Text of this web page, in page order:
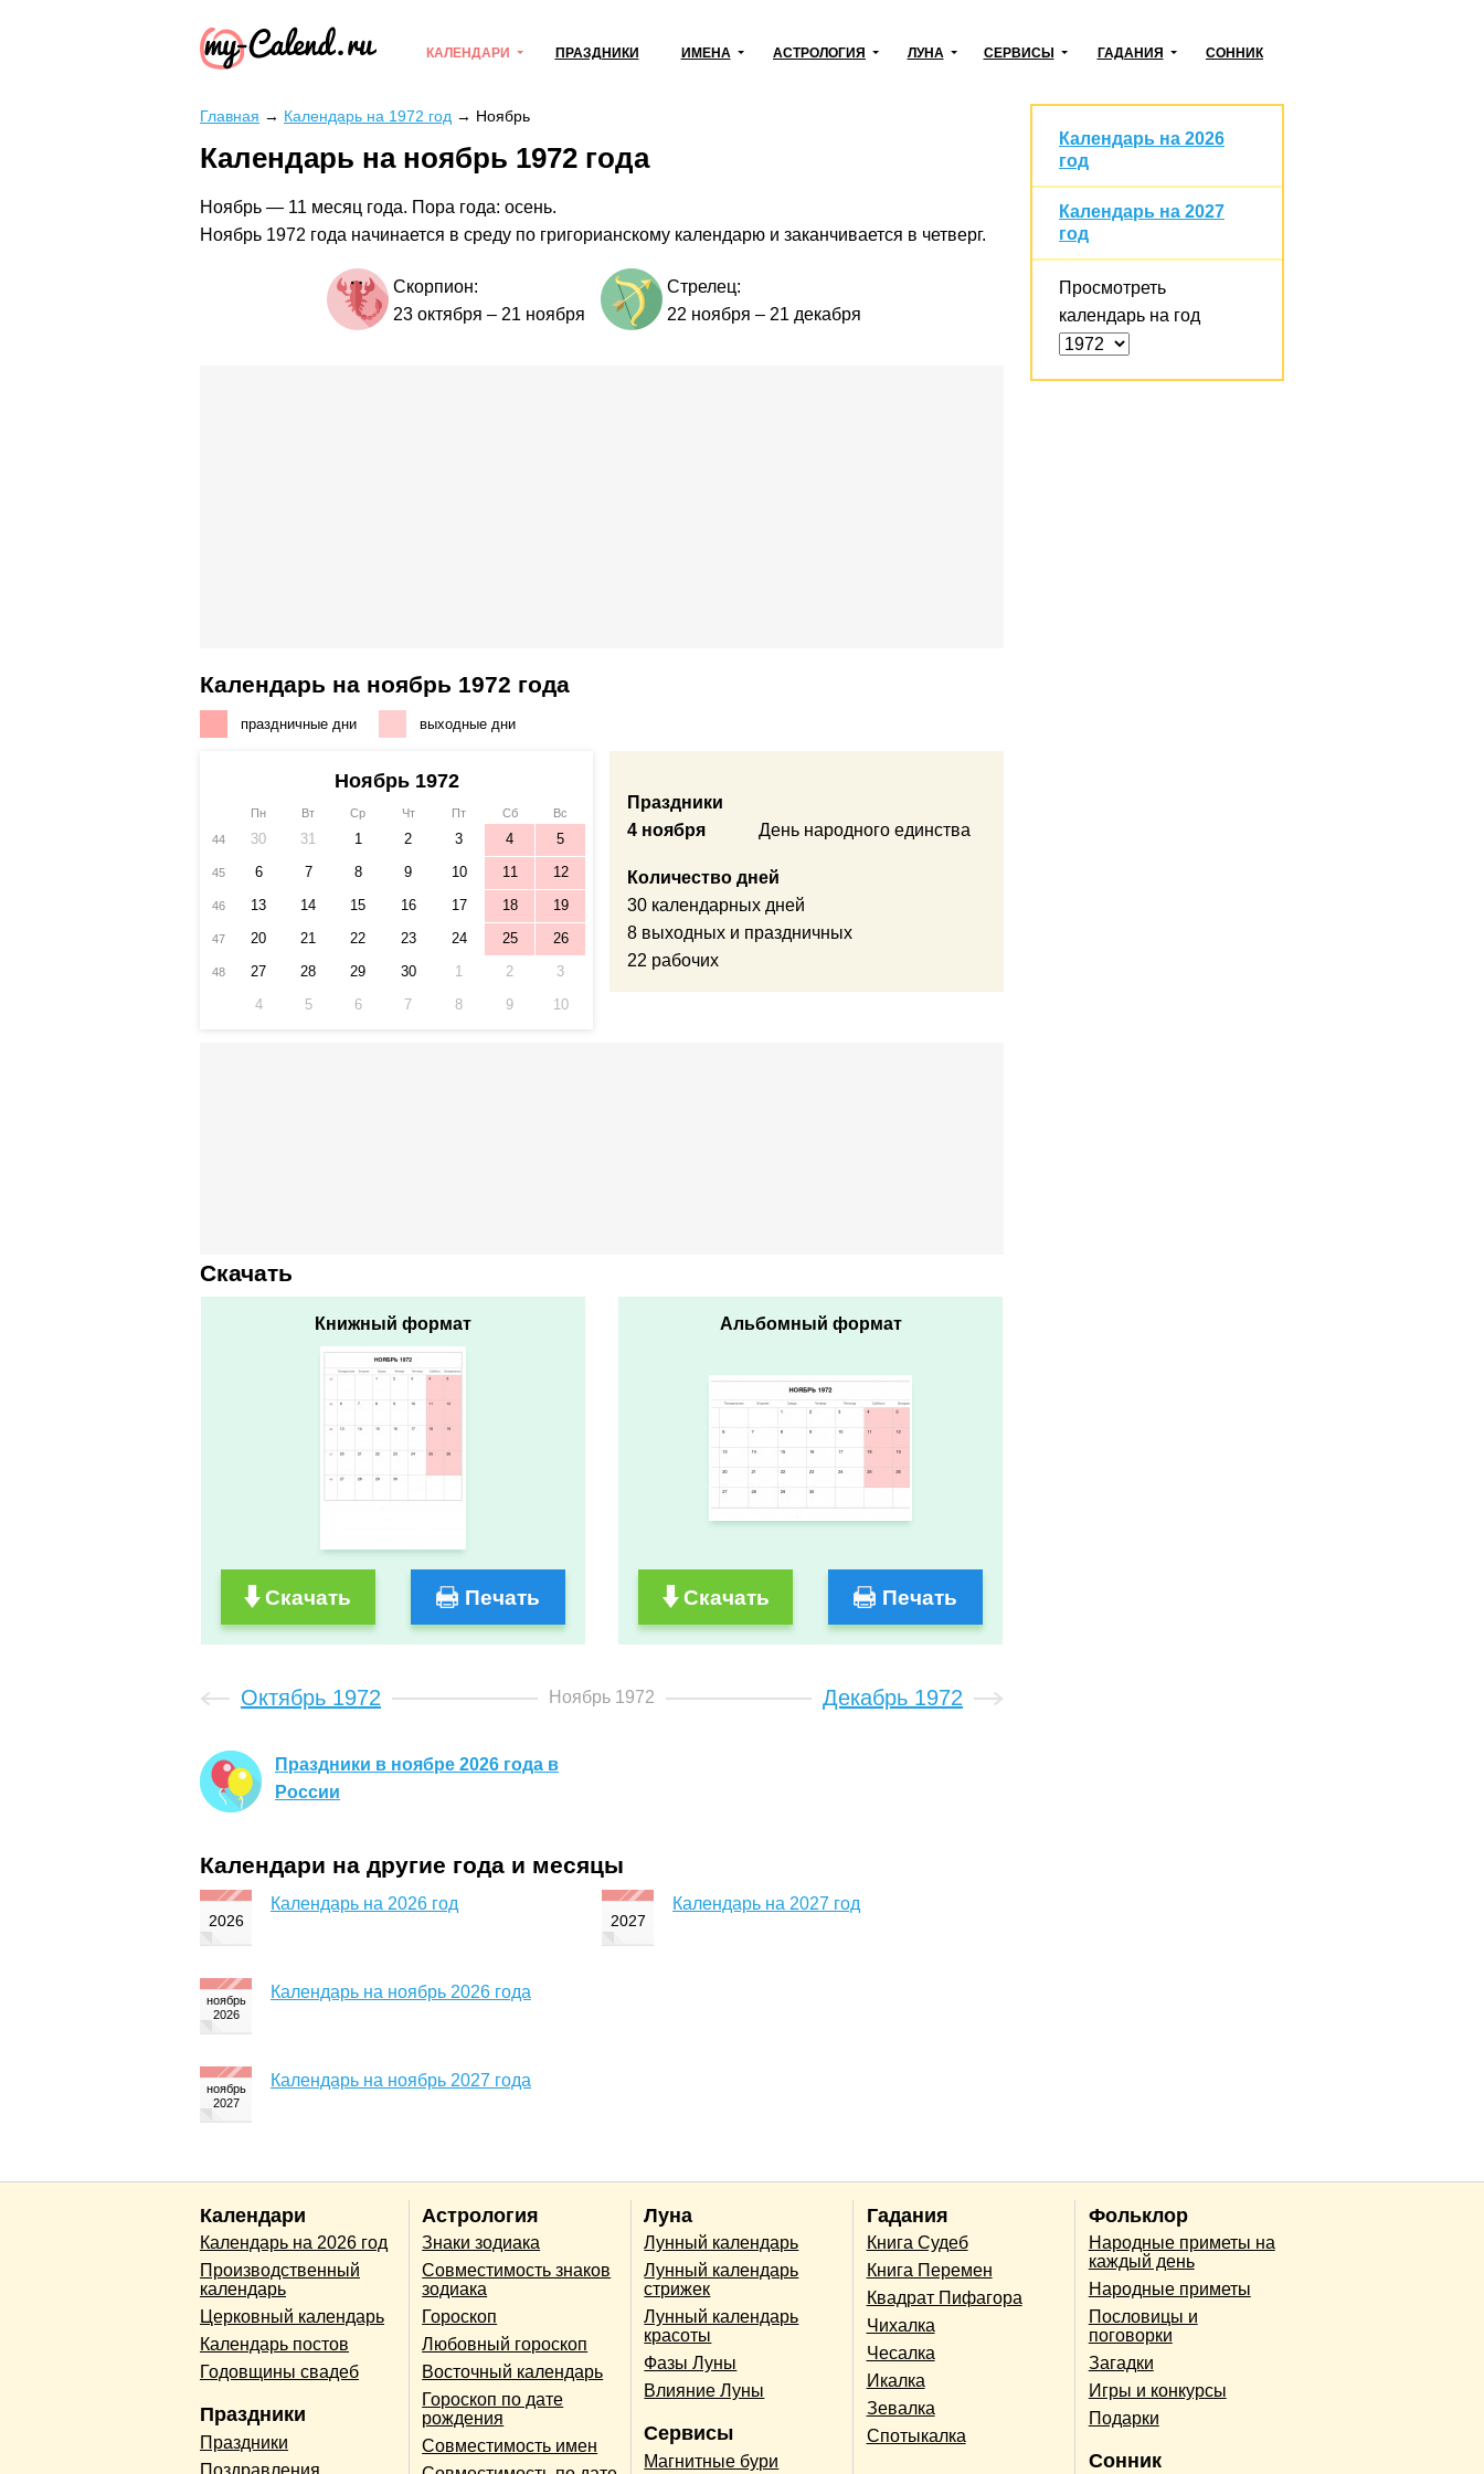
КАЛЕНДАРИ ПРАЗДНИКИ ИМЕНА АСТРОЛОГИЯ ЛУНА СЕРВИСЫ ГАДАНИЯ СОННИК
Главная → Календарь на 1972 год → Ноябрь
Календарь на ноябрь 1972 года
Ноябрь — 11 месяц года. Пора года: осень.
Ноябрь 1972 года начинается в среду по григорианскому календарю и заканчивается в четверг.
Скорпион:
23 октября – 21 ноября
Стрелец:
22 ноября – 21 декабря
Календарь на ноябрь 1972 года
праздничные дни выходные дни
Ноябрь 1972
Пн Вт Ср Чт Пт Сб
Вс
44
30 31 1 2 3 4 5
45 6 7 8 9 10 11 12
46 13 14 15 16 17 18 19
47 20 21 22 23 24 25 26
48 27 28 29 30 1 2
3
4
5 6 7 8 9 10
Праздники
4 ноября
День народного единства
Количество дней
30 календарных дней
8 выходных и праздничных
22 рабочих
Скачать
Книжный формат
Скачать Печать
Альбомный формат
Скачать Печать
Октябрь 1972 Ноябрь 1972 Декабрь 1972
Праздники в ноябре 2026 года в
России
Календари на другие года и месяцы
Календарь на 2026 год Календарь на 2027 год
Календарь на ноябрь 2026 года
Календарь на ноябрь 2027 года
Календарь на 2026
год
Календарь на 2027
год
Просмотреть
календарь на год
Календари
Календарь на 2026 год
Производственный
календарь
Церковный календарь
Календарь постов
Годовщины свадеб
Праздники
Праздники
Поздравления
Астрология
Знаки зодиака
Совместимость знаков
зодиака
Гороскоп
Любовный гороскоп
Восточный календарь
Гороскоп по дате
рождения
Совместимость имен
Луна
Лунный календарь
Лунный календарь
стрижек
Лунный календарь
красоты
Фазы Луны
Влияние Луны
Сервисы
Магнитные бури
Гадания
Книга Судеб
Книга Перемен
Квадрат Пифагора
Чихалка
Чесалка
Икалка
Зевалка
Спотыкалка
Фольклор
Народные приметы на
каждый день
Народные приметы
Пословицы и
поговорки
Загадки
Игры и конкурсы
Подарки
Сонник